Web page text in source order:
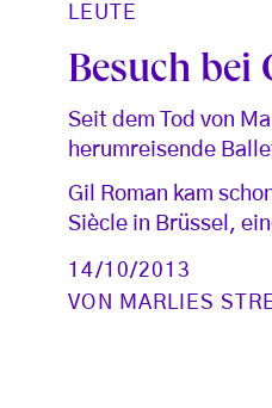
LEUTE
Besuch bei
Seit dem Tod von
herumreisende
Gil Roman kam
Siècle in Brüssel,
14/10/2013
VON
MARLIES